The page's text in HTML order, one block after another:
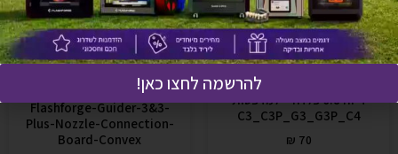
דיזה 0.8 פלדה – למדפסות
C3_C3P_G3_G3P_C4
₪ 70
Flashforge-Guider-3&3-
Plus-Nozzle-Connection-
Board-Convex
להרשמה לחצו כאן!